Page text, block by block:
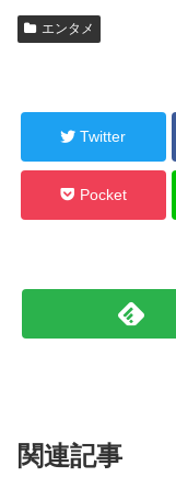
エンタメ
Twitter
Pocket
関連記事